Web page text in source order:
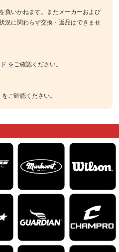
負いかねます。またメーカーおよび
況に関わらず交換・返品はできませ
をご確認ください。
をご確認ください。